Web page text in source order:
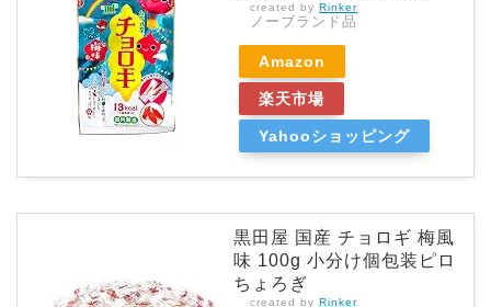
created by Rinker
ノーブランド品
Amazon
楽天市場
Yahooショッピング
黒田屋 国産 チョロギ 梅風
味 100g 小分け個包装ピロ
ちょろぎ
created by Rinker